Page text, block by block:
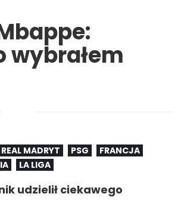
wybrałem
REAL MADRYT PSG
FRANCJA
LA LIGA
udzielił ciekawego